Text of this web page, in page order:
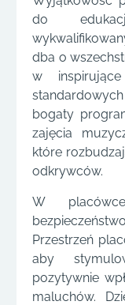
do
dba o
w
bogaty
zajęcia
które
odkrywców.
W
Przestrzeń
aby
pozytywnie
maluchów.